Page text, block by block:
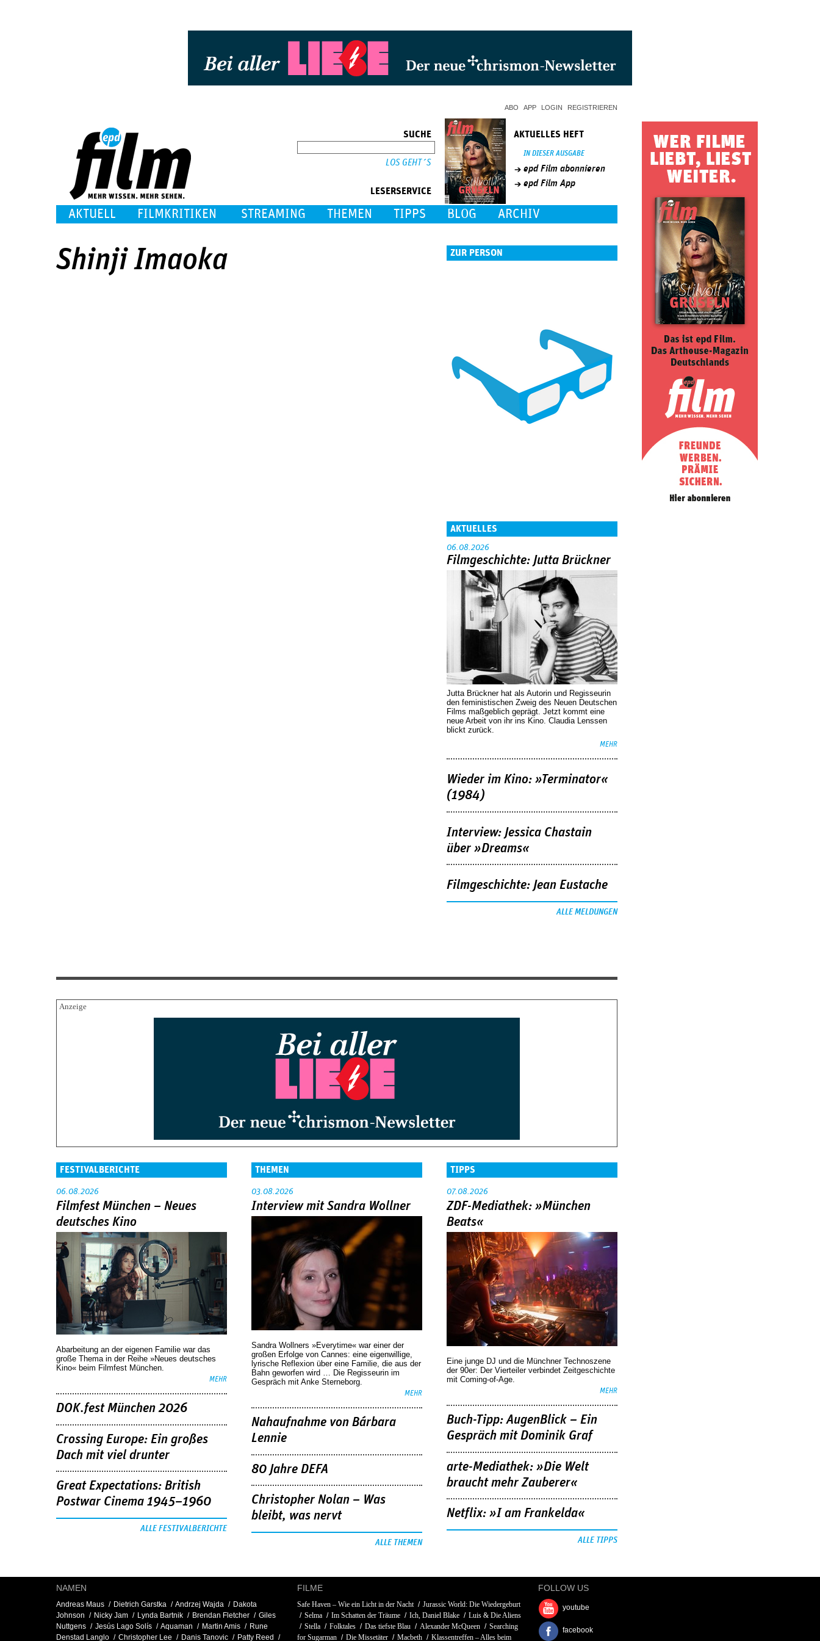
ABO APP LOGIN REGISTRIEREN
SUCHE
LESERSERVICE
AKTUELLES HEFT
IN DIESER AUSGABE
epd Film abonnieren
epd Film App
AKTUELL FILMKRITIKEN STREAMING THEMEN TIPPS BLOG ARCHIV
Shinji Imaoka ZUR PERSON
AKTUELLES
06.08.2026
Filmgeschichte: Jutta Brückner
Jutta Brückner hat als Autorin und Regisseurin
den feministischen Zweig des Neuen Deutschen
Films maßgeblich geprägt. Jetzt kommt eine
neue Arbeit von ihr ins Kino. Claudia Lenssen
blickt zurück.
MEHR
Wieder im Kino: »Terminator«
(1984)
Interview: Jessica Chastain
über »Dreams«
Filmgeschichte: Jean Eustache
ALLE MELDUNGEN
FESTIVALBERICHTE
06.08.2026
Filmfest München – Neues
deutsches Kino
Abarbeitung an der eigenen Familie war das
große Thema in der Reihe »Neues deutsches
Kino« beim Filmfest München.
MEHR
DOK.fest München 2026
Crossing Europe: Ein großes
Dach mit viel drunter
Great Expectations: British
Postwar Cinema 1945–1960
ALLE FESTIVALBERICHTE
THEMEN
03.08.2026
Interview mit Sandra Wollner
Sandra Wollners »Everytime« war einer der
großen Erfolge von Cannes: eine eigenwillige,
lyrische Reflexion über eine ­Familie, die aus der
Bahn geworfen wird … Die Regisseurin im
Gespräch mit Anke Sterneborg.
MEHR
Nahaufnahme von Bárbara
Lennie
80 Jahre DEFA
Christopher Nolan – Was
bleibt, was nervt
ALLE THEMEN
TIPPS
07.08.2026
ZDF-Mediathek: »München
Beats«
Eine junge DJ und die Münchner Technoszene
der 90er: Der Vierteiler verbindet Zeitgeschichte
mit Coming-of-Age.
MEHR
Buch-Tipp: AugenBlick – Ein
Gespräch mit Dominik Graf
arte-Mediathek: »Die Welt
braucht mehr Zauberer«
Netflix: »I am Frankelda«
ALLE TIPPS
NAMEN
Andreas Maus Dietrich Garstka Andrzej Wajda
Dakota
Johnson
Nicky Jam Lynda Bartnik Brendan Fletcher
Giles
Nuttgens
Jesús Lago Solís Aquaman Martin Amis
Rune
Denstad Langlo
Christopher Lee Danis Tanovic Patty Reed
FILME
Safe Haven – Wie ein Licht in der Nacht
Jurassic World: Die Wiedergeburt
Selma
Im Schatten der Träume Ich, Daniel Blake
Luis & Die Aliens
Stella
Folktales Das tiefste Blau Alexander McQueen
Searching
for Sugarman
Die Missetäter Macbeth Klassentreffen – Alles beim
FOLLOW US
youtube
facebook